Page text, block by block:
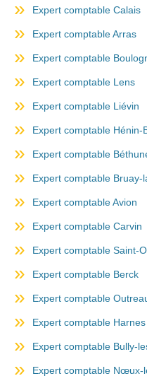
Expert comptable Calais
Expert comptable Arras
Expert comptable
Expert comptable Lens
Expert comptable Liévin
Expert comptable Hénin-
Expert comptable
Expert comptable Bruay-
Expert comptable Avion
Expert comptable Carvin
Expert comptable Saint-
Expert comptable Berck
Expert comptable
Expert comptable Harnes
Expert comptable Bully-
Expert comptable Nœux-